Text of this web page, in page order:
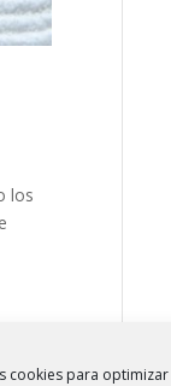
cookies para
los